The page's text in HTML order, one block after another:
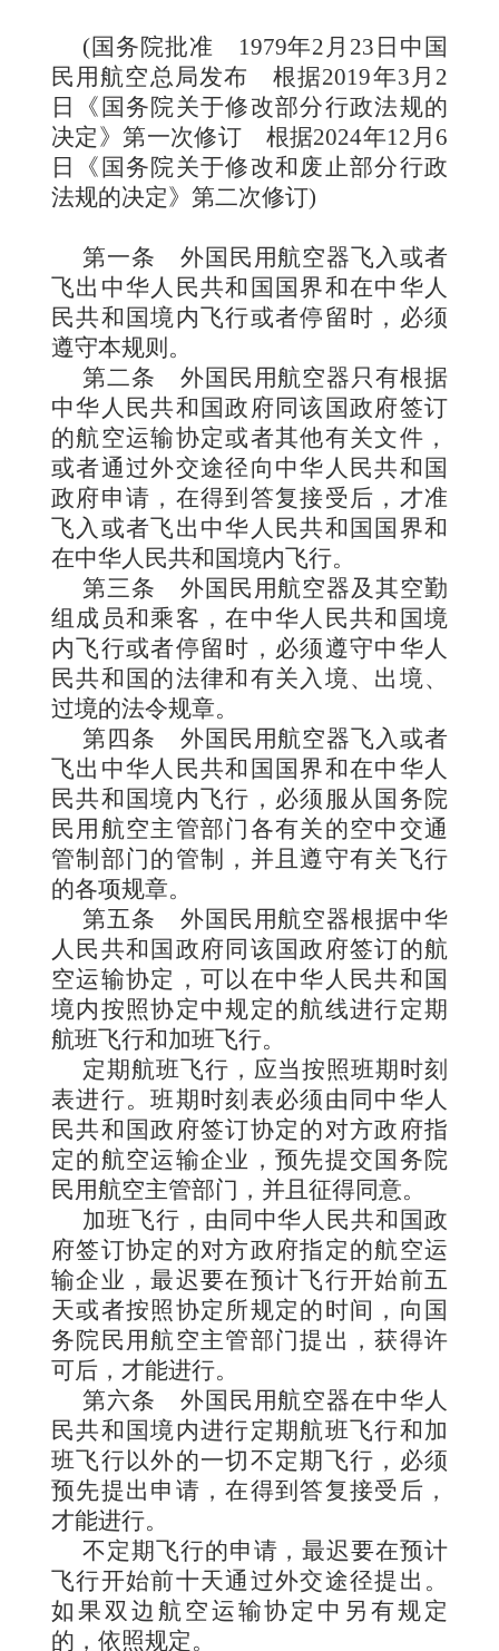
(国务院批准 1979年2月23日 中国
民用航空总局发布 根据2019年3月2
日《国务院关于修改部分行政法规的
决定》第一次修订 根据2024年12 月 6
日《国务院关于修改和废止部分行政
法规的决定》第二次修订)
第一条 外国民用航空器飞入或者
飞出中华人民共和国国界和在中华人
民共和国境内飞行或者停留时，必须
遵守本规则。
第二条 外国民用航空器只有根据
中华人民共和国政府同该国政府签订
的航空运输协定或者其他有关文件，
或者通过外交途径向中华人民共和国
政府申请，在得到答复接受后，才准
飞入或者飞出中华人民共和国国界和
在中华人民共和国境内飞行。
第三条 外国民用航空器及其空勤
组成员和乘客，在中华人民共和国境
内飞行或者停留时，必须遵守中华人
民共和国的法律和有关入境、出境、
过境的法令规章。
第四条 外国民用航空器飞入或者
飞出中华人民共和国国界和在中华人
民共和国境内飞行，必须服从国务院
民用航空主管部门各有关的空中交通
管制部门的管制，并且遵守有关飞行
的各项规章。
第五条 外国民用航空器根据中华
人民共和国政府同该国政府签订的航
空运输协定，可以在中华人民共和国
境内按照协定中规定的航线进行定期
航班飞行和加班飞行。
定期航班飞行，应当按照班期时刻
表进行。班期时刻表必须由同中华人
民共和国政府签订协定的对方政府指
定的航空运输企业，预先提交国务院
民用航空主管部门，并且征得同意。
加班飞行，由同中华人民共和国政
府签订协定的对方政府指定的航空运
输企业，最迟要在预计飞行开始前五
天或者按照协定所规定的时间，向国
务院民用航空主管部门提出，获得许
可后，才能进行。
第六条 外国民用航空器在中华人
民共和国境内进行定期航班飞行和加
班飞行以外的一切不定期飞行，必须
预先提出申请，在得到答复接受后，
才能进行。
不定期飞行的申请，最迟要在预计
飞行开始前十天通过外交途径提出。
如果双边航空运输协定中另有规定
的，依照规定。